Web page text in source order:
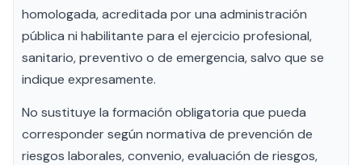
homologada, acreditada por una administración
pública ni habilitante para el ejercicio profesional,
sanitario, preventivo o de emergencia, salvo que se
indique expresamente.
No sustituye la formación obligatoria que pueda
corresponder según normativa de prevención de
riesgos laborales, convenio, evaluación de riesgos,